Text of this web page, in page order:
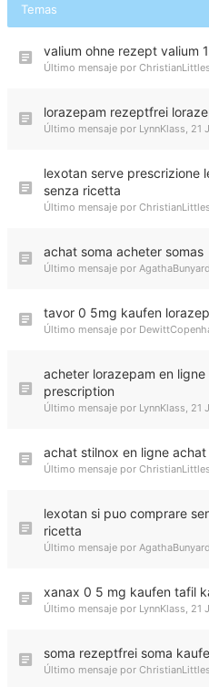
Temas
valium ohne rezept valium
Último mensaje por ChristianLittles
lorazepam rezeptfrei
Último mensaje por LynnKlass, 21
lexotan serve prescrizione
senza ricetta
Último mensaje por ChristianLittles
achat soma acheter somas
Último mensaje por AgathaBunyard
tavor 0 5mg kaufen
Último mensaje por
acheter lorazepam en
prescription
Último mensaje por LynnKlass, 21
achat stilnox en ligne
Último mensaje por ChristianLittles
lexotan si puo comprare
ricetta
Último mensaje por AgathaBunyard
xanax 0 5 mg kaufen tafil
Último mensaje por LynnKlass, 21
soma rezeptfrei soma
Último mensaje por ChristianLittles